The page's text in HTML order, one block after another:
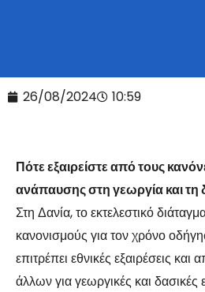
26/08/2024 10:59
Πότε εξαιρείστε από τους
ανάπαυσης στη γεωργία και τη
Στη Δανία, το εκτελεστικό
κανονισμούς για τον χρόνο
επιτρέπει εθνικές εξαιρέσεις
άλλων για γεωργικές και δασικές